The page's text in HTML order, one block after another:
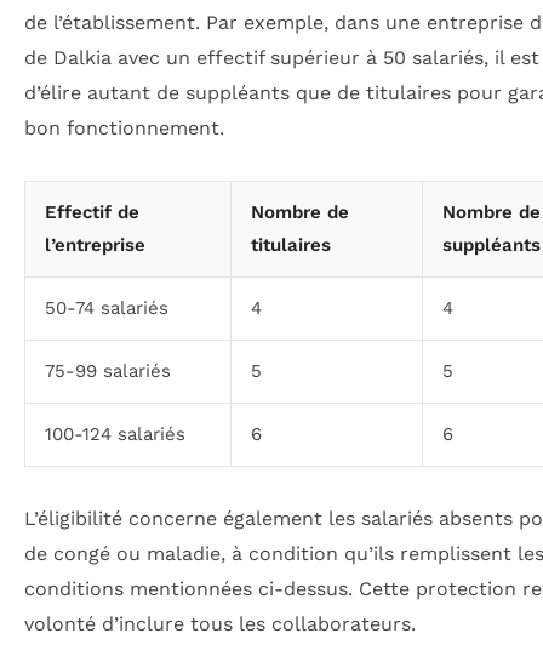
de l’établissement. Par exemple, dans une entreprise
de Dalkia avec un effectif supérieur à 50 salariés, il
d’élire autant de suppléants que de titulaires pour
bon fonctionnement.
Effectif de
l’entreprise
Nombre de
titulaires
Nombre de
suppléants
50-74 salariés 4 4
75-99 salariés 5 5
100-124 salariés 6 6
L’éligibilité concerne également les salariés absents
de congé ou maladie, à condition qu’ils remplissent les
conditions mentionnées ci-dessus. Cette protection
volonté d’inclure tous les collaborateurs.